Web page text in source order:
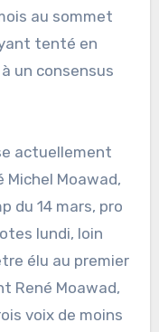
au sommet
tenté en
un consensus
actuellement
Michel Moawad,
du 14 mars, pro
lundi, loin
élu au premier
René Moawad,
voix de moins